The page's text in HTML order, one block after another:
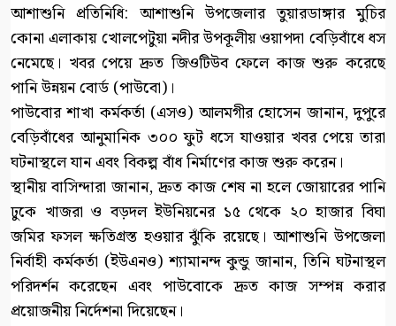
আশাশুনি প্রতিনিধি: আশাশুনি উপজেলার তুয়ারডাঙ্গার মুচির
কোনা এলাকায় খোলপেটুয়া নদীর উপকূলীয় ওয়াপদা বেড়িবাঁধে ধস
নেমেছে। খবর পেয়ে দ্রুত জিওটিউব ফেলে কাজ শুরু করেছে
পানি উন্নয়ন বোর্ড (পাউবো)।
পাউবোর শাখা কর্মকর্তা (এসও) আলমগীর হোসেন জানান, দুপুরে
বেড়িবাঁধের আনুমানিক ৩০০ ফুট ধসে যাওয়ার খবর পেয়ে তারা
ঘটনাস্থলে যান এবং বিকল্প বাঁধ নির্মাণের কাজ শুরু করেন।
স্থানীয় বাসিন্দারা জানান, দ্রুত কাজ শেষ না হলে জোয়ারের পানি
ঢুকে খাজরা ও বড়দল ইউনিয়নের ১৫ থেকে ২০ হাজার বিঘা
জমির ফসল ক্ষতিগ্রস্ত হওয়ার ঝুঁকি রয়েছে। আশাশুনি উপজেলা
নির্বাহী কর্মকর্তা (ইউএনও) শ্যামানন্দ কুন্ডু জানান, তিনি ঘটনাস্থল
পরিদর্শন করেছেন এবং পাউবোকে দ্রুত কাজ সম্পন্ন করার
প্রয়োজনীয় নির্দেশনা দিয়েছেন।